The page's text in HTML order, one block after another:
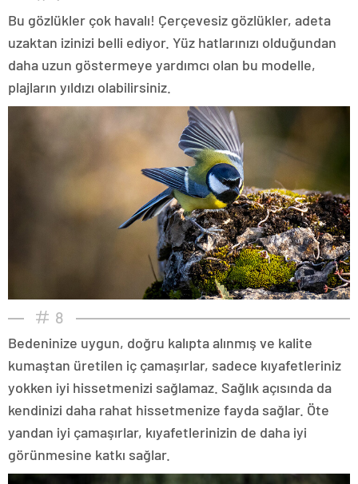
Bu gözlükler çok havalı! Çerçevesiz gözlükler, adeta
uzaktan izinizi belli ediyor. Yüz hatlarınızı olduğundan
daha uzun göstermeye yardımcı olan bu modelle,
plajların yıldızı olabilirsiniz.
8
Bedeninize uygun, doğru kalıpta alınmış ve kalite
kumaştan üretilen iç çamaşırlar, sadece kıyafetleriniz
yokken iyi hissetmenizi sağlamaz. Sağlık açısında da
kendinizi daha rahat hissetmenize fayda sağlar. Öte
yandan iyi çamaşırlar, kıyafetlerinizin de daha iyi
görünmesine katkı sağlar.